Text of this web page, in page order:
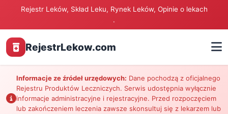
Rejestr Leków, Skład Leku, Rynek Leków, Opinie o lekach
.
RejestrLekow.com
Informacje ze źródeł urzędowych: Dane pochodzą z oficjalnego
Rejestru Produktów Leczniczych. Serwis udostępnia wyłącznie
informacje administracyjne i rejestracyjne. Przed rozpoczęciem
lub zakończeniem leczenia zawsze skonsultuj się z lekarzem lub